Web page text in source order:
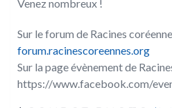
Venez nombreux !
Sur le forum de Racines
forum.racinescoreennes.org
Sur la page évènement de
https://www.facebook.com/